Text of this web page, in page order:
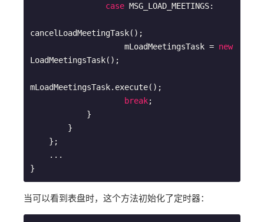
case MSG_LOAD_MEETINGS:
cancelLoadMeetingTask();
                    mLoadMeetingsTask =
new
LoadMeetingsTask();
mLoadMeetingsTask.execute();
break;
当可以看到表盘时，这个方法初始化了定时器：